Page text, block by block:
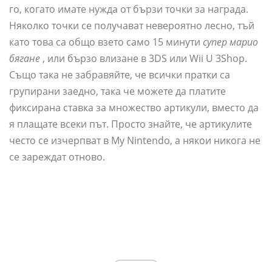
го, когато имате нужда от бързи точки за награда.
Няколко точки се получават невероятно лесно, тъй
като това са общо взето само 15 минути супер марио
бягане , или бързо влизане в 3DS или Wii U 3Shop.
Също така не забравяйте, че всички пратки са
групирани заедно, така че можете да платите
фиксирана ставка за множество артикули, вместо да
я плащате всеки път. Просто знайте, че артикулите
често се изчерпват в My Nintendo, а някои никога не
се зареждат отново.